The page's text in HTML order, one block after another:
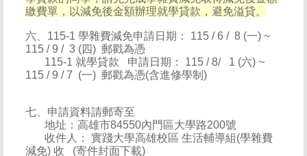
繳費單，以減免後金額辦理就學貸款，避免溢貸。
六、115-1 學雜費減免申請日期： 115 / 6 / 8 (一) ~
115 / 9 / 3 (四) 郵戳為憑
115-1 就學貸款 申請日期： 115 / 8/ 1 (六) ~
115 / 9 / 7 (一) 郵戳為憑(含進修學制)
七、申請資料請郵寄至
地址：高雄市84550內門區大學路200號
收件人： 實踐大學高雄校區 生活輔導組(學雜費
減免) 收
(寄件封面下載)